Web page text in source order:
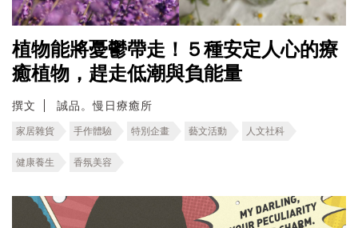
植物能將憂鬱帶走！５種安定人心的療
癒植物，趕走低潮與負能量
撰文 誠品。慢日療癒所
家居雜貨 手作體驗 特別企畫 藝文活動 人文社科
健康養生 香氛美容